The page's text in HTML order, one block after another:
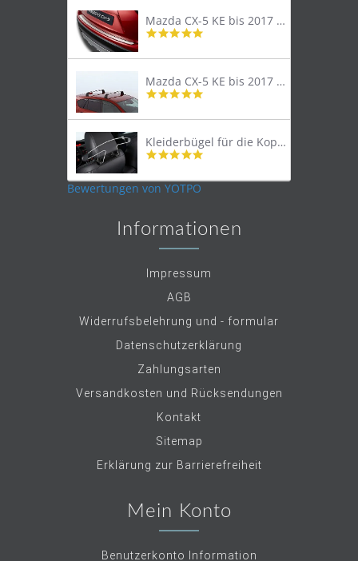
Mazda CX-5 KE bis 2017 Trittschutzleiste Edelstahl original
4.8
rating
Mazda CX-5 KE bis 2017 Lastenträger Dachträger
4.9
rating
Kleiderbügel für die Kopfstütze
4.9
rating
Bewertungen von YOTPO
Informationen
Impressum
AGB
Widerrufsbelehrung und - formular
Datenschutzerklärung
Zahlungsarten
Versandkosten und Rücksendungen
Kontakt
Sitemap
Erklärung zur Barrierefreiheit
Mein Konto
Benutzerkonto Information